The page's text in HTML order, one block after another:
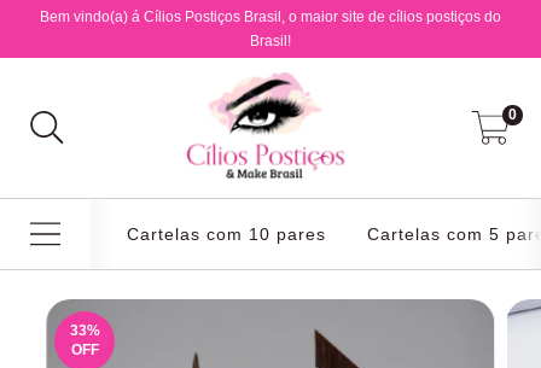
Bem vindo(a) á Cílios Postiços Brasil, o maior site de cílios postiços do
Brasil!
0
Cartelas com 10 pares Cartelas com 5
33%
OFF